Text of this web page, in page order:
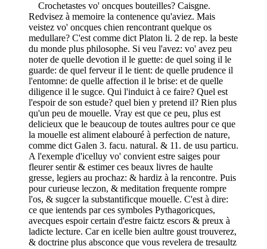
Crochetastes vo' oncques bouteilles? Caisgne.
Redvisez à memoire la contenence qu'aviez. Mais
veistez vo' oncques chien rencontrant quelque os
medullare? C'est comme dict Platon li. 2 de rep. la beste
du monde plus philosophe. Si veu l'avez: vo' avez peu
noter de quelle devotion il le guette: de quel soing il le
guarde: de quel ferveur il le tient: de quelle prudence il
l'entomne: de quelle affection il le brise: et de quelle
diligence il le sugce. Qui l'induict à ce faire? Quel est
l'espoir de son estude? quel bien y pretend il? Rien plus
qu'un peu de mouelle. Vray est que ce peu, plus est
delicieux que le beaucoup de toutes aultres pour ce que
la mouelle est aliment elabouré à perfection de nature,
comme dict Galen 3. facu. natural. & 11. de usu particu.
A l'exemple d'icelluy vo' convient estre saiges pour
fleurer sentir & estimer ces beaux livres de haulte
gresse, legiers au prochaz: & hardiz à la rencontre. Puis
pour curieuse leczon, & meditation frequente rompre
l'os, & sugcer la substantificque mouelle. C'est à dire:
ce que ientends par ces symboles Pythagoricques,
avecques espoir certain d'estre faictz escors & preux à
ladicte lecture. Car en icelle bien aultre goust trouverez,
& doctrine plus absconce que vous revelera de tresaultz